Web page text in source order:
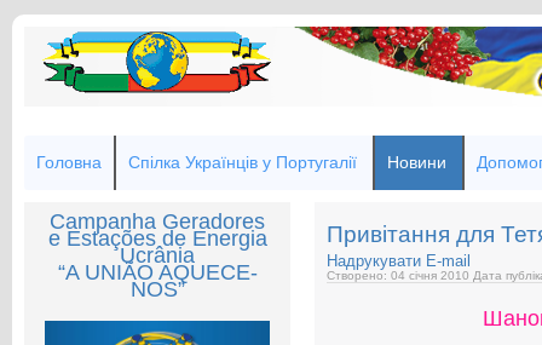
Головна Спілка Українців у Португалії Новини
Campanha Geradores
e Estações de Energia
Ucrânia
“A UNIÃO AQUECE-
NOS”
Привітання для
Надрукувати E-mail
Створено: 04 січня 2010 Дата